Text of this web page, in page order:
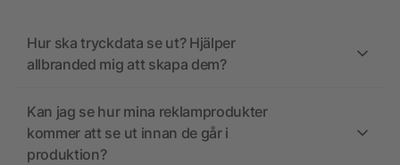
Hur ska tryckdata se ut? Hjälper
allbranded mig att skapa dem?
Kan jag se hur mina reklamprodukter
kommer att se ut innan de går i
produktion?